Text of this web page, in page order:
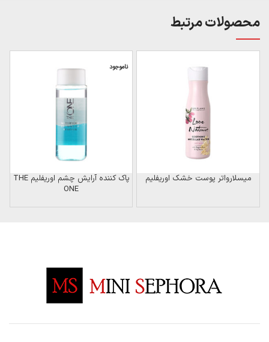
محصولات مرتبط
میسلارواتر پوست خشک اوریفلیم
ناموجود
پاک کننده آرایش چشم اوریفلیم THE
ONE